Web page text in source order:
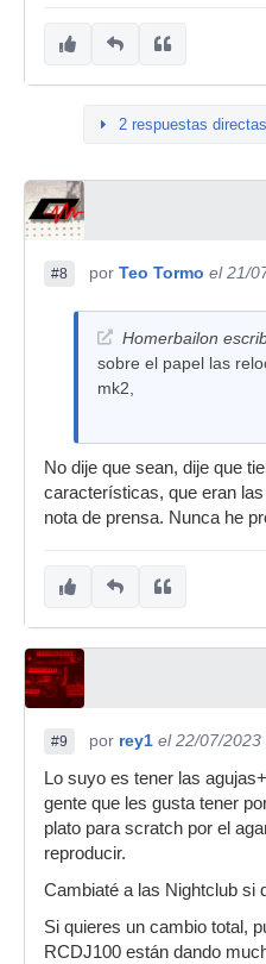
2 respuestas directas
#8 por Teo Tormo el 21/
Homerbailon
sobre el papel las
mk2,
No dije que sean, dije que
características, que eran
nota de prensa. Nunca he
#9 por rey1 el 22/07/2023
Lo suyo es tener las
gente que les gusta tener
plato para scratch por el
reproducir.
Cambiaté a las Nightclub si
Si quieres un cambio total,
RCDJ100 están dando